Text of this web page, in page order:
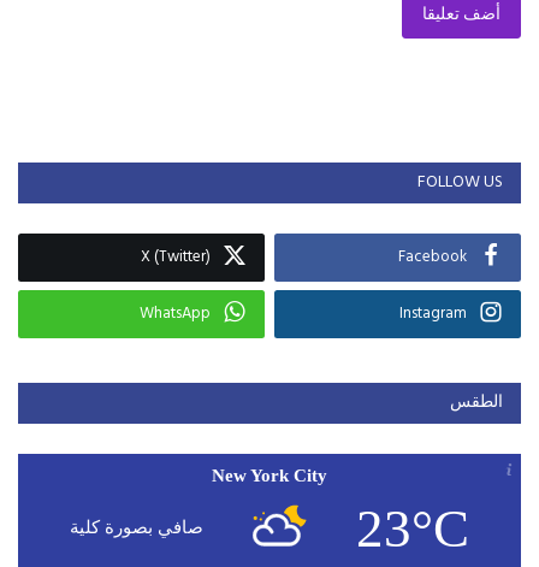
أضف تعليقا
FOLLOW US
Facebook
X (Twitter)
Instagram
WhatsApp
الطقس
New York City
23°C صافي بصورة كلية